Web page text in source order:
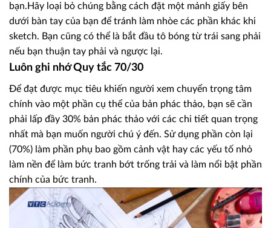
bạn.Hãy loại bỏ chúng bằng cách đặt một mảnh giấy bên
dưới bàn tay của bạn để tránh làm nhòe các phần khác khi
sketch. Bạn cũng có thể là bắt đầu tô bóng từ trái sang phải
nếu bạn thuận tay phải và ngược lại.
Luôn ghi nhớ Quy tắc 70/30
Để đạt được mục tiêu khiến người xem chuyển trọng tâm
chính vào một phần cụ thể của bản phác thảo, bạn sẽ cần
phải lấp đầy 30% bản phác thảo với các chi tiết quan trọng
nhất mà bạn muốn người chú ý đến. Sử dụng phần còn lại
(70%) làm phần phụ bao gồm cảnh vật hay các yếu tố nhỏ
làm nền để làm bức tranh bớt trống trải và làm nổi bật phần
chính của bức tranh.